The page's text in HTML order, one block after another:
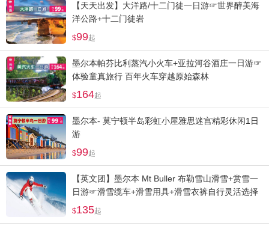
【天天出发】大洋路/十二门徒一日游☞世界醉美海
洋公路+十二门徒岩
99起
墨尔本帕芬比利蒸汽小火车+亚拉河谷酒庄一日游☞
体验童真旅行 百年火车穿越原始森林
164起
墨尔本- 莫宁顿半岛彩虹小屋雅思迷宫精彩休闲1日
游
99起
【英文团】墨尔本 Mt Buller 布勒雪山滑雪+赏雪一
日游☞滑雪缆车+滑雪用具+滑雪衣裤自行灵活选择
135起